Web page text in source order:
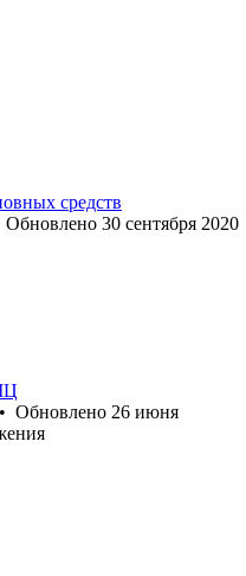
средств
Обновлено 30 сентября 2020
• Обновлено 26 июня